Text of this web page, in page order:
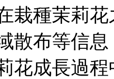
在栽種茉莉
域散布等信息
花成長過程中